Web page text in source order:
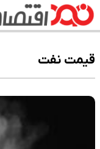
قیمت نفت